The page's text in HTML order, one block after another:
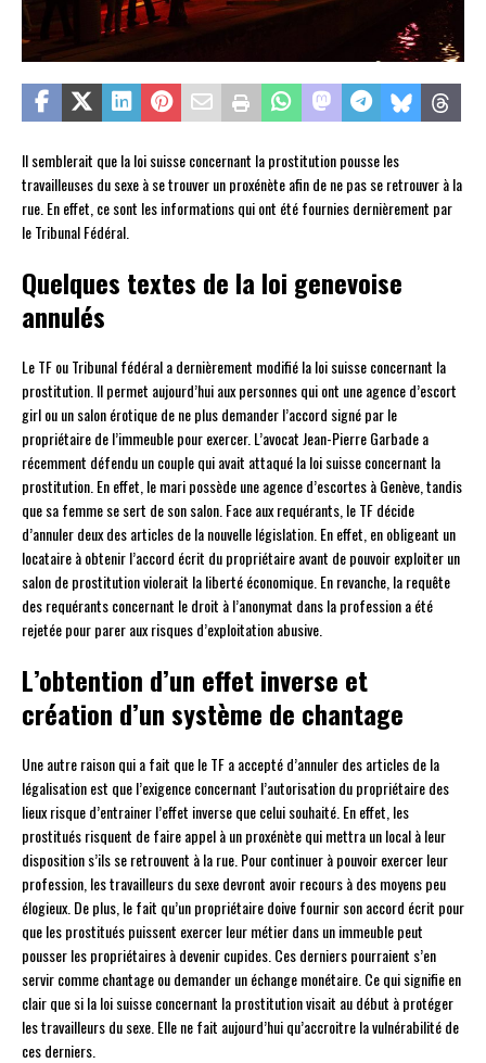
Il semblerait que la loi suisse concernant la prostitution pousse les
travailleuses du sexe à se trouver un proxénète afin de ne pas se retrouver à la
rue. En effet, ce sont les informations qui ont été fournies dernièrement par
le Tribunal Fédéral.
Quelques textes de la loi genevoise
annulés
Le TF ou Tribunal fédéral a dernièrement modifié la loi suisse concernant la
prostitution. Il permet aujourd’hui aux personnes qui ont une agence d’escort
girl ou un salon érotique de ne plus demander l’accord signé par le
propriétaire de l’immeuble pour exercer. L’avocat Jean-Pierre Garbade a
récemment défendu un couple qui avait attaqué la loi suisse concernant la
prostitution. En effet, le mari possède une agence d’escortes à Genève, tandis
que sa femme se sert de son salon. Face aux requérants, le TF décide
d’annuler deux des articles de la nouvelle législation. En effet, en obligeant un
locataire à obtenir l’accord écrit du propriétaire avant de pouvoir exploiter un
salon de prostitution violerait la liberté économique. En revanche, la requête
des requérants concernant le droit à l’anonymat dans la profession a été
rejetée pour parer aux risques d’exploitation abusive.
L’obtention d’un effet inverse et
création d’un système de chantage
Une autre raison qui a fait que le TF a accepté d’annuler des articles de la
légalisation est que l’exigence concernant l’autorisation du propriétaire des
lieux risque d’entrainer l’effet inverse que celui souhaité. En effet, les
prostitués risquent de faire appel à un proxénète qui mettra un local à leur
disposition s’ils se retrouvent à la rue. Pour continuer à pouvoir exercer leur
profession, les travailleurs du sexe devront avoir recours à des moyens peu
élogieux. De plus, le fait qu’un propriétaire doive fournir son accord écrit pour
que les prostitués puissent exercer leur métier dans un immeuble peut
pousser les propriétaires à devenir cupides. Ces derniers pourraient s’en
servir comme chantage ou demander un échange monétaire. Ce qui signifie en
clair que si la loi suisse concernant la prostitution visait au début à protéger
les travailleurs du sexe. Elle ne fait aujourd’hui qu’accroitre la vulnérabilité de
ces derniers.